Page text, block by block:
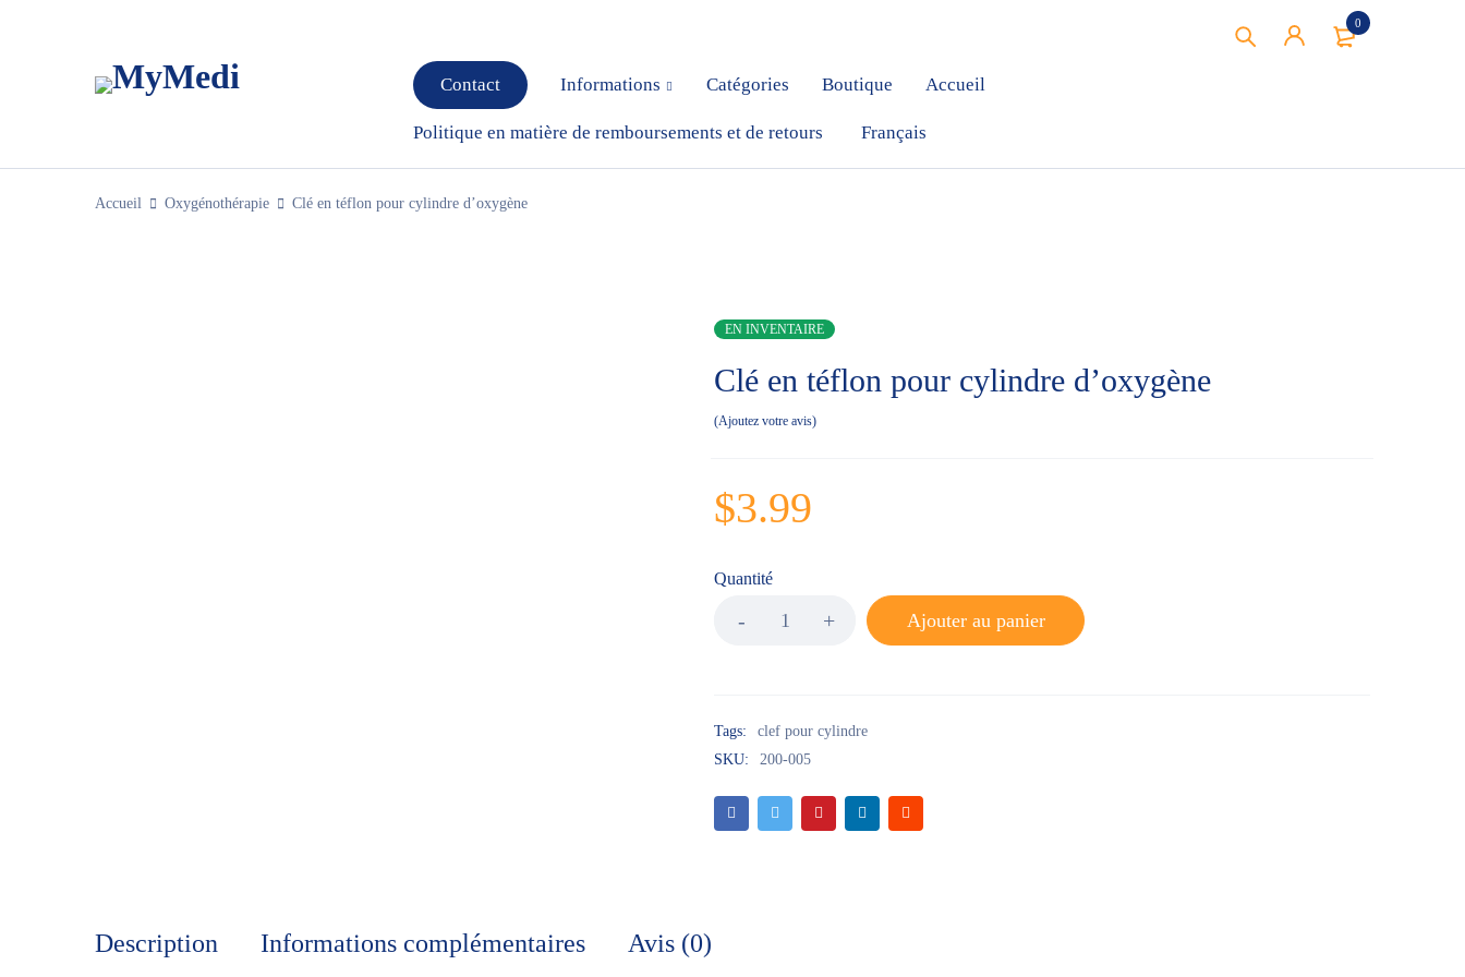
0
Contact Informations Catégories Boutique Accueil
Politique en matière de remboursements et de retours Français
Accueil Oxygénothérapie Clé en téflon pour cylindre d’oxygène
EN INVENTAIRE
Clé en téflon pour cylindre d’oxygène
Ajoutez votre avis
$3.99
Quantité
Ajouter au panier
Tags:
clef pour cylindre
SKU:
200-005
Description Informations complémentaires Avis (0)